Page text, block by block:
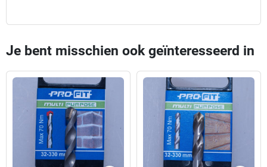
Je bent misschien ook geïnteresseerd in